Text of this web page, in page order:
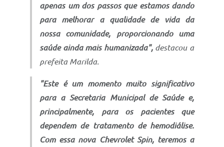
apenas um dos passos que estamos dando
para melhorar a qualidade de vida da
nossa comunidade, proporcionando uma
saúde ainda mais humanizada", destacou a
prefeita Marilda.
"Este é um momento muito significativo
para a Secretaria Municipal de Saúde e,
principalmente, para os pacientes que
dependem de tratamento de hemodiálise.
Com essa nova Chevrolet Spin, teremos a